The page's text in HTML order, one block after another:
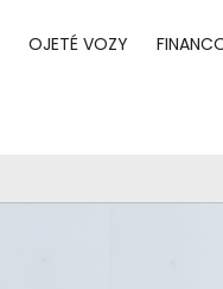
OJETÉ VOZY